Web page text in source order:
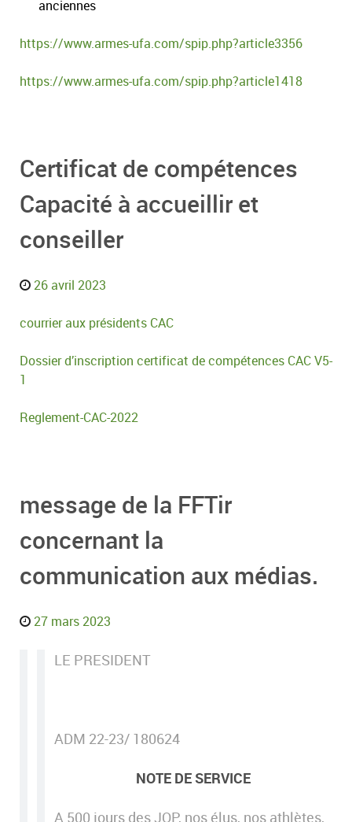
anciennes
https://www.armes-ufa.com/spip.php?article3356
https://www.armes-ufa.com/spip.php?article1418
Certificat de compétences
Capacité à accueillir et
conseiller
26 avril 2023
courrier aux présidents CAC
Dossier d’inscription certificat de compétences CAC V5-
1
Reglement-CAC-2022
message de la FFTir
concernant la
communication aux médias.
27 mars 2023
LE PRESIDENT
ADM 22-23/ 180624
NOTE DE SERVICE
A 500 jours des JOP, nos élus, nos athlètes,